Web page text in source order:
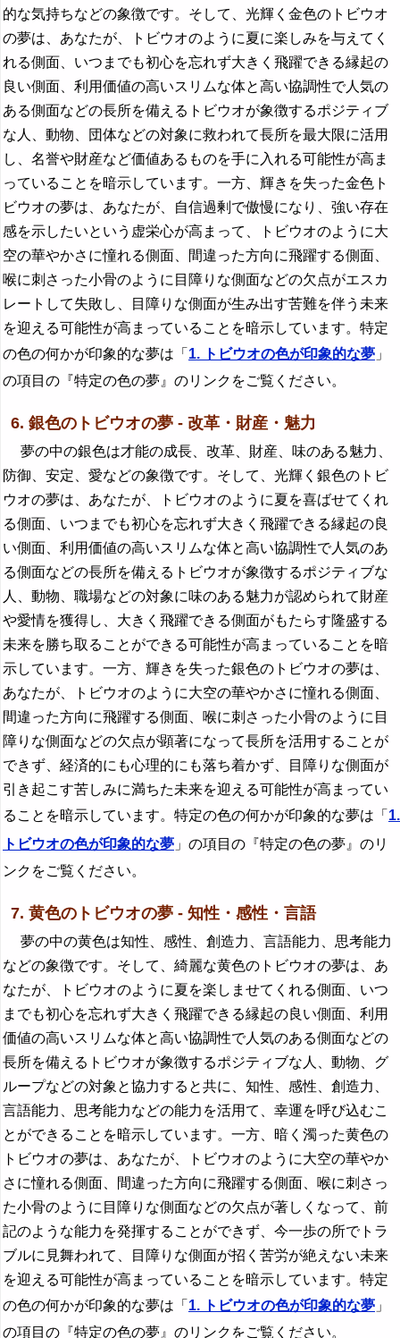
的な気持ちなどの象徴です。そして、光輝く金色のトビウオ
の夢は、あなたが、トビウオのように夏に楽しみを与えてく
れる側面、いつまでも初心を忘れず大きく飛躍できる縁起の
良い側面、利用価値の高いスリムな体と高い協調性で人気の
ある側面などの長所を備えるトビウオが象徴するポジティブ
な人、動物、団体などの対象に救われて長所を最大限に活用
し、名誉や財産など価値あるものを手に入れる可能性が高ま
っていることを暗示しています。一方、輝きを失った金色ト
ビウオの夢は、あなたが、自信過剰で傲慢になり、強い存在
感を示したいという虚栄心が高まって、トビウオのように大
空の華やかさに憧れる側面、間違った方向に飛躍する側面、
喉に刺さった小骨のように目障りな側面などの欠点がエスカ
レートして失敗し、目障りな側面が生み出す苦難を伴う未来
を迎える可能性が高まっていることを暗示しています。特定
の色の何かが印象的な夢は「 1. トビウオの色が印象的な夢 」
の項目の『特定の色の夢』のリンクをご覧ください。
6. 銀色のトビウオの夢 - 改革・財産・魅力
夢の中の銀色は才能の成長、改革、財産、味のある魅力、
防御、安定、愛などの象徴です。そして、光輝く銀色のトビ
ウオの夢は、あなたが、トビウオのように夏を喜ばせてくれ
る側面、いつまでも初心を忘れず大きく飛躍できる縁起の良
い側面、利用価値の高いスリムな体と高い協調性で人気のあ
る側面などの長所を備えるトビウオが象徴するポジティブな
人、動物、職場などの対象に味のある魅力が認められて財産
や愛情を獲得し、大きく飛躍できる側面がもたらす隆盛する
未来を勝ち取ることができる可能性が高まっていることを暗
示しています。一方、輝きを失った銀色のトビウオの夢は、
あなたが、トビウオのように大空の華やかさに憧れる側面、
間違った方向に飛躍する側面、喉に刺さった小骨のように目
障りな側面などの欠点が顕著になって長所を活用することが
できず、経済的にも心理的にも落ち着かず、目障りな側面が
引き起こす苦しみに満ちた未来を迎える可能性が高まってい
ることを暗示しています。特定の色の何かが印象的な夢は「 1.
トビウオの色が印象的な夢 」の項目の『特定の色の夢』のリ
ンクをご覧ください。
7. 黄色のトビウオの夢 - 知性・感性・言語
夢の中の黄色は知性、感性、創造力、言語能力、思考能力
などの象徴です。そして、綺麗な黄色のトビウオの夢は、あ
なたが、トビウオのように夏を楽しませてくれる側面、いつ
までも初心を忘れず大きく飛躍できる縁起の良い側面、利用
価値の高いスリムな体と高い協調性で人気のある側面などの
長所を備えるトビウオが象徴するポジティブな人、動物、グ
ループなどの対象と協力すると共に、知性、感性、創造力、
言語能力、思考能力などの能力を活用て、幸運を呼び込むこ
とができることを暗示しています。一方、暗く濁った黄色の
トビウオの夢は、あなたが、トビウオのように大空の華やか
さに憧れる側面、間違った方向に飛躍する側面、喉に刺さっ
た小骨のように目障りな側面などの欠点が著しくなって、前
記のような能力を発揮することができず、今一歩の所でトラ
ブルに見舞われて、目障りな側面が招く苦労が絶えない未来
を迎える可能性が高まっていることを暗示しています。特定
の色の何かが印象的な夢は「 1. トビウオの色が印象的な夢 」
の項目の『特定の色の夢』のリンクをご覧ください。